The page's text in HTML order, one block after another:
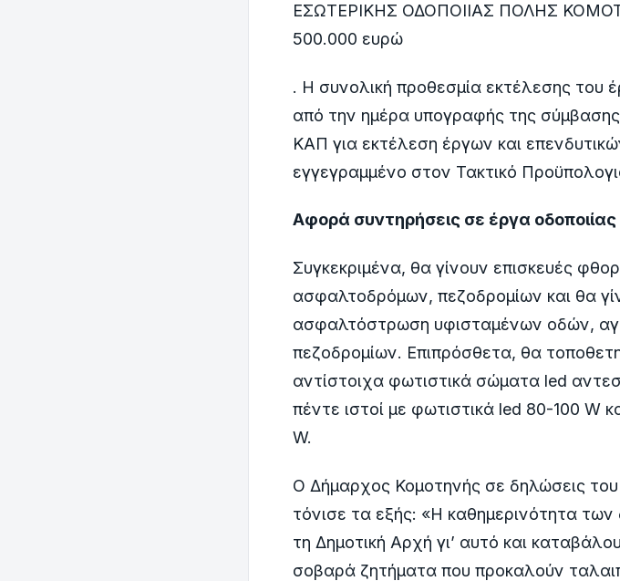
ΕΣΩΤΕΡΙΚΗΣ ΟΔΟΠΟΙΙΑΣ ΠΟΛΗΣ
500.000 ευρώ
. Η συνολική προθεσμία εκτέλεσης του
από την ημέρα υπογραφής της
ΚΑΠ για εκτέλεση έργων και
εγγεγραμμένο στον Τακτικό
Αφορά συντηρήσεις σε έργα
Συγκεκριμένα, θα γίνουν επισκευές
ασφαλτοδρόμων, πεζοδρομίων και θα
ασφαλτόστρωση υφισταμένων οδών,
πεζοδρομίων. Επιπρόσθετα, θα
αντίστοιχα φωτιστικά σώματα led
πέντε ιστοί με φωτιστικά led 80-100 W
W.
Ο Δήμαρχος Κομοτηνής σε δηλώσεις
τόνισε τα εξής: «Η καθημερινότητα των
τη Δημοτική Αρχή γι’ αυτό και
σοβαρά ζητήματα που προκαλούν